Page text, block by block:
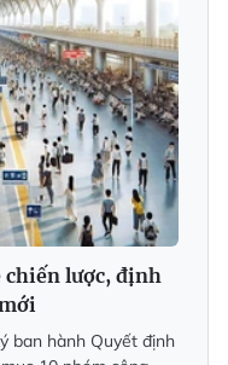
chiến lược, định
ban hành Quyết định